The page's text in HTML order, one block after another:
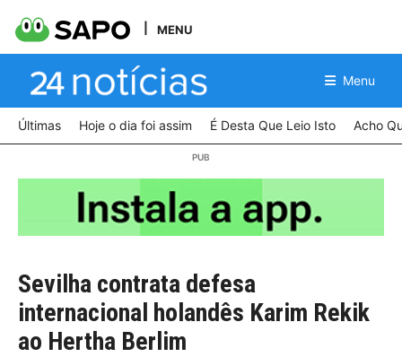
MENU
Menu
Últimas Hoje o dia foi assim É Desta Que Leio Isto Acho
Sevilha contrata defesa
internacional holandês Karim Rekik
ao Hertha Berlim